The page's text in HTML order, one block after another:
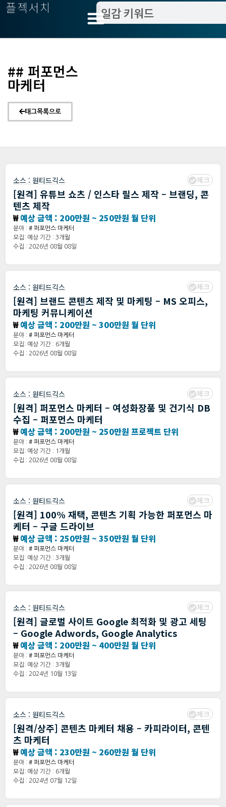
플젝서치
## 퍼포먼스
마케터
태그목록으로
소스 : 원티드긱스 체크
[원격] 유튜브 쇼츠 / 인스타 릴스 제작 – 브랜딩, 콘
텐츠 제작
₩예상 금액 : 200만원 ~ 250만원 월 단위
분야 : # 퍼포먼스 마케터
모집: 예상 기간 : 3개월
수집 : 2026년 08월 08일
소스 : 원티드긱스 체크
[원격] 브랜드 콘텐츠 제작 및 마케팅 – MS 오피스,
마케팅 커뮤니케이션
₩예상 금액 : 200만원 ~ 300만원 월 단위
분야 : # 퍼포먼스 마케터
모집: 예상 기간 : 6개월
수집 : 2026년 08월 08일
소스 : 원티드긱스 체크
[원격] 퍼포먼스 마케터 – 여성화장품 및 건기식 DB
수집 – 퍼포먼스 마케터
₩예상 금액 : 200만원 ~ 250만원 프로젝트 단위
분야 : # 퍼포먼스 마케터
모집: 예상 기간 : 1개월
수집 : 2026년 08월 08일
소스 : 원티드긱스 체크
[원격] 100% 재택, 콘텐츠 기획 가능한 퍼포먼스 마
케터 – 구글 드라이브
₩예상 금액 : 250만원 ~ 350만원 월 단위
분야 : # 퍼포먼스 마케터
모집: 예상 기간 : 3개월
수집 : 2026년 08월 08일
소스 : 원티드긱스 체크
[원격] 글로벌 사이트 Google 최적화 및 광고 세팅
– Google Adwords, Google Analytics
₩예상 금액 : 200만원 ~ 400만원 월 단위
분야 : # 퍼포먼스 마케터
모집: 예상 기간 : 3개월
수집 : 2024년 10월 13일
소스 : 원티드긱스 체크
[원격/상주] 콘텐츠 마케터 채용 – 카피라이터, 콘텐
츠 마케터
₩예상 금액 : 230만원 ~ 260만원 월 단위
분야 : # 퍼포먼스 마케터
모집: 예상 기간 : 6개월
수집 : 2024년 07월 12일